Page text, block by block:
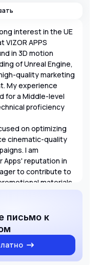
interest in the UE
APPS
in 3D motion
of Unreal Engine,
quality marketing
My experience
for a Middle-level
proficiency
on optimizing
cinematic-quality
I am
Apps' reputation in
to contribute to
materials.
materials,
will be a
team.
письмо к